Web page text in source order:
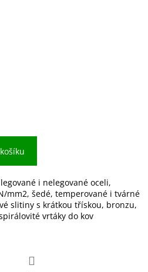
i nelegované oceli,
mm2, šedé, temperované i tvárné
slitiny s krátkou třískou, bronzu,
vrtáky do kov